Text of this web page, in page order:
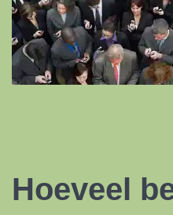
Hoeveel